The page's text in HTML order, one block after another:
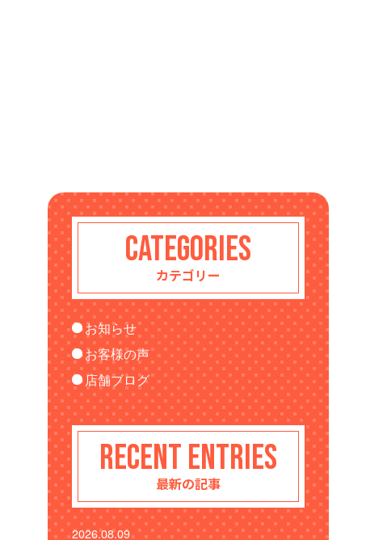
CATEGORIES
カテゴリー
お知らせ
お客様の声
店舗ブログ
RECENT ENTRIES
最新の記事
2026.08.09